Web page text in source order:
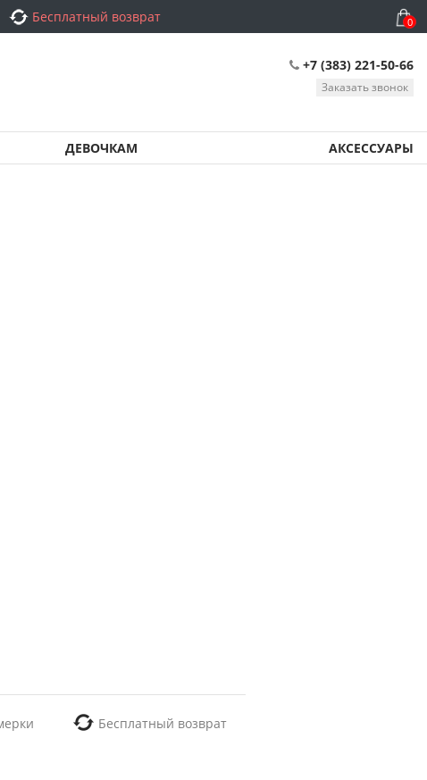
Бесплатный возврат 0
+7 (383) 221-50-66
Заказать звонок
ДЕВОЧКАМ АКСЕССУАРЫ
Бесплатный возврат